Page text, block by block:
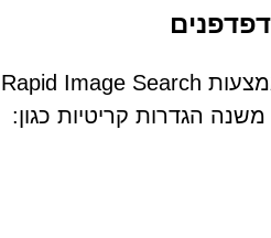
הגדרות קריטיות כגון: